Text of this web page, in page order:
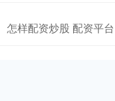
怎样配资炒股 配资平